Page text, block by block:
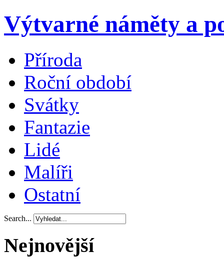
Výtvarné náměty a
Příroda
Roční období
Svátky
Fantazie
Lidé
Malíři
Ostatní
Search...
Nejnovější